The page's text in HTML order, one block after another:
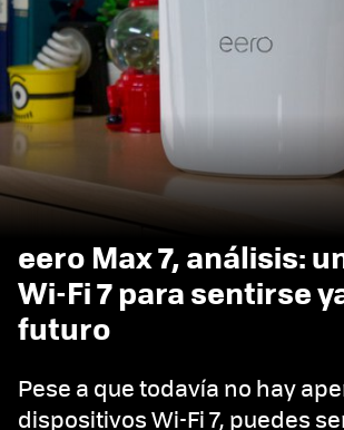
eero Max 7, análisis:
Wi-Fi 7 para sentirse
futuro
Pese a que todavía no hay
dispositivos Wi-Fi 7, puedes